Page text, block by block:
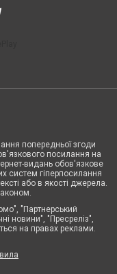
попередньої згоди
посилання на
видань обов'язкове
систем гіперпосилання
або в якості джерела.
"Партнерський
новини", "Пресреліз",
на правах реклами.